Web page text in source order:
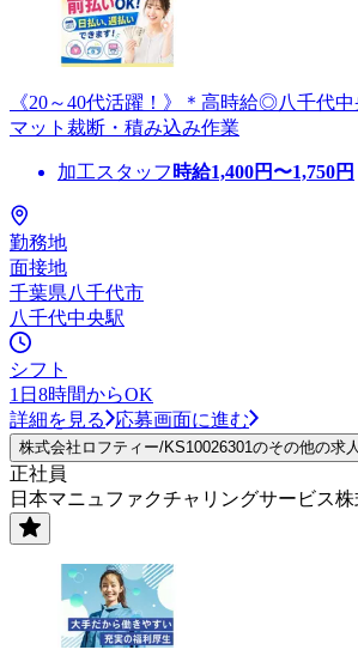
《20～40代活躍！》＊高時給◎八千代中
マット裁断・積み込み作業
加工スタッフ 時給1,400円〜1,750円
勤務地
面接地
千葉県八千代市
八千代中央駅
シフト
1日8時間からOK
詳細を見る
応募画面に進む
株式会社ロフティー/KS10026301のその他の求
正社員
日本マニュファクチャリングサービス株